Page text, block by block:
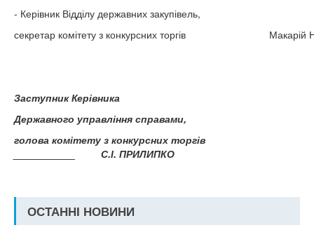
- Керівник Відділу державних закупівель,
секретар комітету з конкурсних торгів
Макарій
Заступник Керівника
Державного управління справами,
голова комітету з конкурсних торгів
___________ С.І. ПРИЛИПКО
ОСТАННІ НОВИНИ